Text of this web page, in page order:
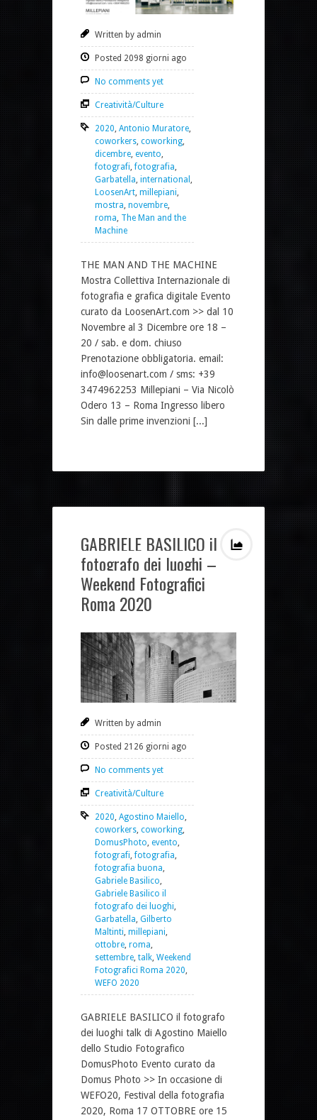
Written by admin
Posted 2098 giorni ago
No comments yet
Creatività/Culture
2020 Antonio Muratore
coworkers coworking
dicembre evento
fotografi ,fotografia
Garbatella international
LoosenArt millepiani
mostra novembre
roma The Man and the
Machine
THE MAN AND THE MACHINE
Mostra Collettiva Internazionale di
fotografia e grafica digitale Evento
curato da LoosenArt.com >> dal 10
Novembre al 3 Dicembre ore 18 –
20 / sab. e dom. chiuso
Prenotazione obbligatoria. email:
info@loosenart.com / sms: +39
3474962253 Millepiani – Via Nicolò
Odero 13 – Roma Ingresso libero
Sin dalle prime invenzioni [...]
GABRIELE BASILICO il
fotografo dei luoghi –
Weekend Fotografici
Roma 2020
Written by admin
Posted 2126 giorni ago
No comments yet
Creatività/Culture
2020, Agostino Maiello,
coworkers, coworking,
DomusPhoto, evento,
fotografi,fotografia,
fotografia buona,
Gabriele Basilico,
Gabriele Basilico il
fotografo dei luoghi,
Garbatella, Gilberto
Maltinti, millepiani,
ottobre, roma,
settembre, talk, Weekend
Fotografici Roma 2020,
WEFO 2020
GABRIELE BASILICO il fotografo
dei luoghi talk di Agostino Maiello
dello Studio Fotografico
DomusPhoto Evento curato da
Domus Photo >> In occasione di
WEFO20, Festival della fotografia
2020, Roma 17 OTTOBRE ore 15